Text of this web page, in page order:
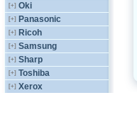
[+] Oki
[+] Panasonic
[+] Ricoh
[+] Samsung
[+] Sharp
[+] Toshiba
[+] Xerox